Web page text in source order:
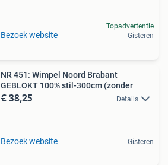
Bezoek website
Topadvertentie
Gisteren
NR 451: Wimpel Noord Brabant
GEBLOKT 100% stil-300cm (zonder
€ 38,25 Details
Bezoek website Gisteren